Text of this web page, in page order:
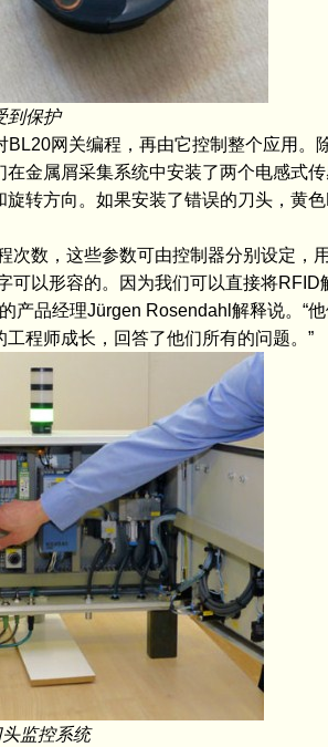
到保护
网关编程，再由它控制整个应用。
金属屑采集系统中安装了两个电感式
转方向。如果安装了错误的刀头，黄
数，这些参数可由控制器分别设定，
可以形容的。因为我们可以直接将RFID
产品经理Jürgen Rosendahl解释说。“
程师成长，回答了他们所有的问题。”
监控系统